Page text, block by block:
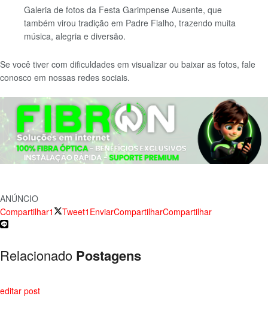
Galeria de fotos da Festa Garimpense Ausente, que
também virou tradição em Padre Fialho, trazendo muita
música, alegria e diversão.
Se você tiver com dificuldades em visualizar ou baixar as fotos, fale
conosco em nossas redes sociais.
ANÚNCIO
Compartilhar1
Tweet1 EnviarCompartilharCompartilhar
Relacionado Postagens
editar post